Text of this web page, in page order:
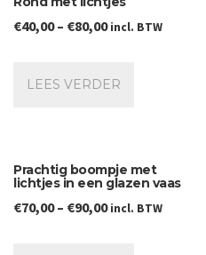
€40,00– €80,00 incl. BTW
LEES VERDER
Prachtig boompje met
lichtjes in een glazen vaas
€70,00– €90,00 incl. BTW